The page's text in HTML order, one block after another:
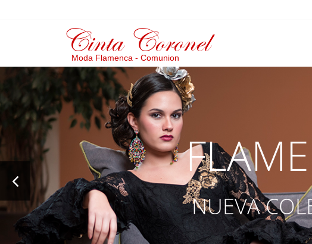
Cinta Coronel
Moda Flamenca - Comunion